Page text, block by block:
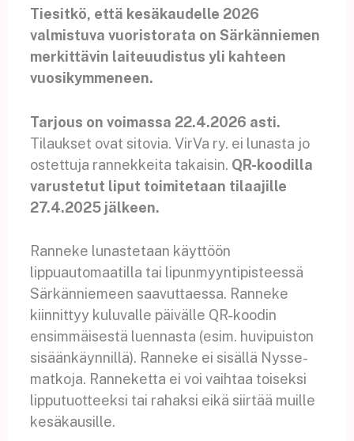
Tiesitkö, että kesäkaudelle 2026
valmistuva vuoristorata on Särkänniemen
merkittävin laiteuudistus yli kahteen
vuosikymmeneen.
Tarjous on voimassa 22.4.2026 asti.
Tilaukset ovat sitovia. VirVa ry. ei lunasta jo
ostettuja rannekkeita takaisin. QR-koodilla
varustetut liput toimitetaan tilaajille
27.4.2025 jälkeen.
Ranneke lunastetaan käyttöön
lippuautomaatilla tai lipunmyyntipisteessä
Särkänniemeen saavuttaessa. Ranneke
kiinnittyy kuluvalle päivälle QR-koodin
ensimmäisestä luennasta (esim. huvipuiston
sisäänkäynnillä). Ranneke ei sisällä Nysse-
matkoja. Ranneketta ei voi vaihtaa toiseksi
lipputuotteeksi tai rahaksi eikä siirtää muille
kesäkausille.